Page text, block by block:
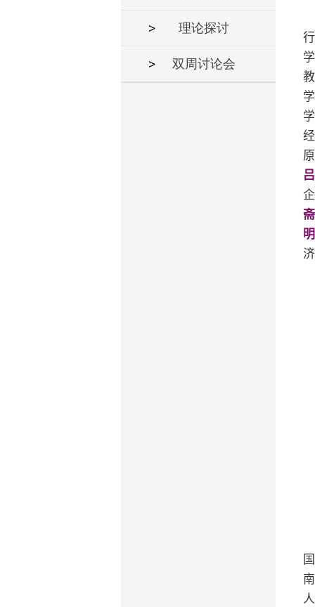
理论探讨
双周讨论会
斋
明